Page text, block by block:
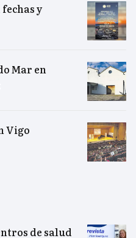
y
Mar en
Vigo
de salud